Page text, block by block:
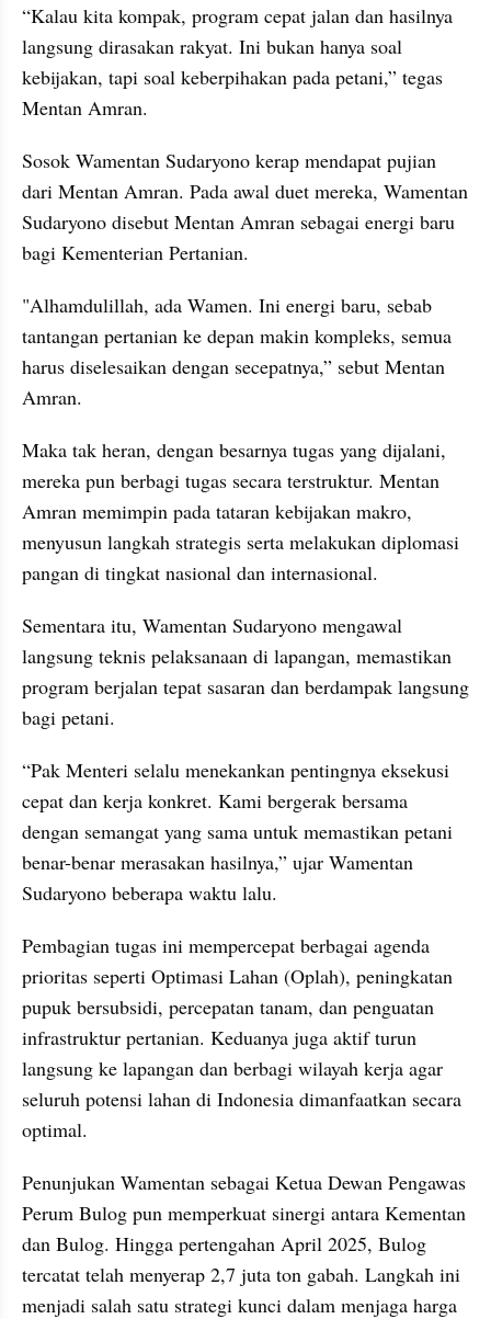
“Kalau kita kompak, program cepat jalan dan hasilnya
langsung dirasakan rakyat. Ini bukan hanya soal
kebijakan, tapi soal keberpihakan pada petani,” tegas
Mentan Amran.
Sosok Wamentan Sudaryono kerap mendapat pujian
dari Mentan Amran. Pada awal duet mereka, Wamentan
Sudaryono disebut Mentan Amran sebagai energi baru
bagi Kementerian Pertanian.
"Alhamdulillah, ada Wamen. Ini energi baru, sebab
tantangan pertanian ke depan makin kompleks, semua
harus diselesaikan dengan secepatnya,” sebut Mentan
Amran.
Maka tak heran, dengan besarnya tugas yang dijalani,
mereka pun berbagi tugas secara terstruktur. Mentan
Amran memimpin pada tataran kebijakan makro,
menyusun langkah strategis serta melakukan diplomasi
pangan di tingkat nasional dan internasional.
Sementara itu, Wamentan Sudaryono mengawal
langsung teknis pelaksanaan di lapangan, memastikan
program berjalan tepat sasaran dan berdampak langsung
bagi petani.
“Pak Menteri selalu menekankan pentingnya eksekusi
cepat dan kerja konkret. Kami bergerak bersama
dengan semangat yang sama untuk memastikan petani
benar-benar merasakan hasilnya,” ujar Wamentan
Sudaryono beberapa waktu lalu.
Pembagian tugas ini mempercepat berbagai agenda
prioritas seperti Optimasi Lahan (Oplah), peningkatan
pupuk bersubsidi, percepatan tanam, dan penguatan
infrastruktur pertanian. Keduanya juga aktif turun
langsung ke lapangan dan berbagi wilayah kerja agar
seluruh potensi lahan di Indonesia dimanfaatkan secara
optimal.
Penunjukan Wamentan sebagai Ketua Dewan Pengawas
Perum Bulog pun memperkuat sinergi antara Kementan
dan Bulog. Hingga pertengahan April 2025, Bulog
tercatat telah menyerap 2,7 juta ton gabah. Langkah ini
menjadi salah satu strategi kunci dalam menjaga harga